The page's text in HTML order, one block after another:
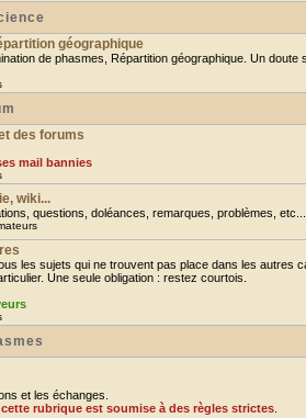
géographique
de phasmes, Répartition géographique. Un doute
des forums
mail bannies
wiki...
questions, doléances, remarques, problèmes,
les sujets qui ne trouvent pas place dans les autres
Une seule obligation : restez courtois.
et les échanges.
cette rubrique est soumise à des règles strictes